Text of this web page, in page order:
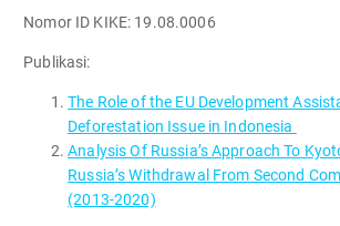
Nomor ID KIKE: 19.08.0006
Publikasi:
The Role of the EU Development
Deforestation Issue in Indonesia
Analysis Of Russia’s Approach To
Russia’s Withdrawal From Second
(2013-2020)